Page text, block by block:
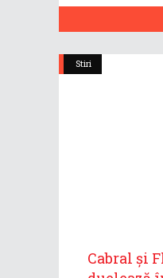
Stiri
Cabral și